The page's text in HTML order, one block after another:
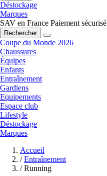
Déstockage
Marques
SAV en France Paiement sécurisé
Rechercher
Coupe du Monde 2026
Chaussures
Équipes
Enfants
Entraînement
Gardiens
Equipements
Espace club
Lifestyle
Déstockage
Marques
Accueil
/ Entraînement
/ Running